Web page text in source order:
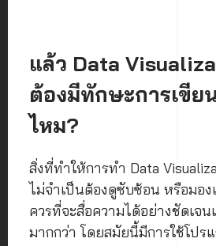
แล้ว Data
ต้องมีทักษะการเขีย
ไหม?
สิ่งที่ทำให้การทำ Data
ไม่จำเป็นต้องดูซับซ้อน หรือมอ
ควรที่จะสื่อความได้อย่างชัดเจน
มากกว่า โดยสมัยนี้มีการใช้โปร